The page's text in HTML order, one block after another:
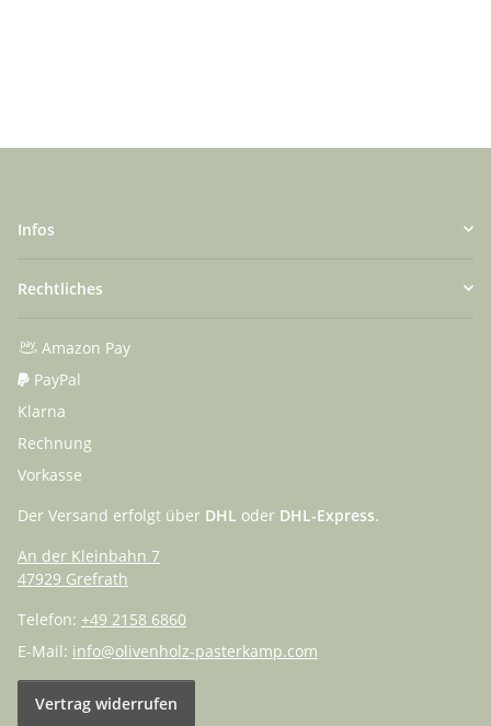
Infos
Rechtliches
Amazon Pay
PayPal
Klarna
Rechnung
Vorkasse
Der Versand erfolgt über DHL oder DHL-Express.
An der Kleinbahn 7
47929 Grefrath
Telefon: +49 2158 6860
E-Mail: info@olivenholz-pasterkamp.com
Vertrag widerrufen